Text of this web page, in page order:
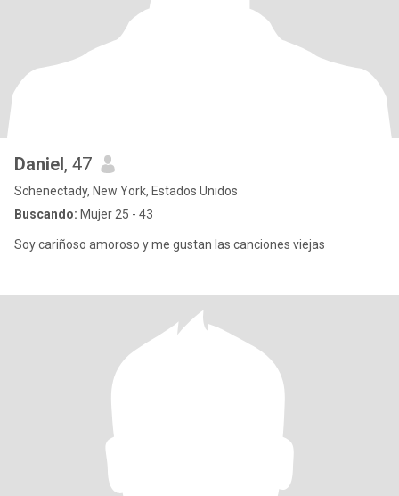
Daniel, 47
Schenectady, New York, Estados Unidos
Buscando: Mujer 25 - 43
Soy cariñoso amoroso y me gustan las canciones viejas